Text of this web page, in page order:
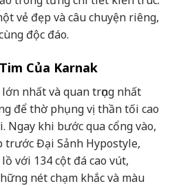
vẻ đẹp và câu chuyện riêng,
độc đáo.
Của Karnak
nhất và quan trọng nhất
để thờ phụng vị thần tối cao
Ngay khi bước qua cổng vào,
trước Đại Sảnh Hypostyle,
với 134 cột đá cao vút,
nét chạm khắc và màu